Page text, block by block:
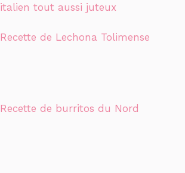
italien tout aussi juteux
Recette de Lechona Tolimense
Recette de burritos du Nord